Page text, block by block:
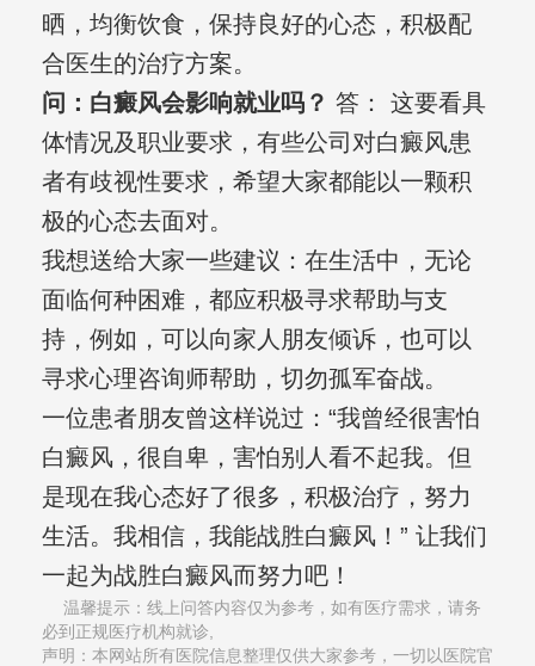
晒，均衡饮食，保持良好的心态，积极配
合医生的治疗方案。
问：白癜风会影响就业吗？ 答： 这要看具
体情况及职业要求，有些公司对白癜风患
者有歧视性要求，希望大家都能以一颗积
极的心态去面对。
我想送给大家一些建议：在生活中，无论
面临何种困难，都应积极寻求帮助与支
持，例如，可以向家人朋友倾诉，也可以
寻求心理咨询师帮助，切勿孤军奋战。
一位患者朋友曾这样说过：“我曾经很害怕
白癜风，很自卑，害怕别人看不起我。但
是现在我心态好了很多，积极治疗，努力
生活。我相信，我能战胜白癜风！” 让我们
一起为战胜白癜风而努力吧！
温馨提示：线上问答内容仅为参考，如有医疗需求，请务
必到正规医疗机构就诊,
声明：本网站所有医院信息整理仅供大家参考，一切以医院官